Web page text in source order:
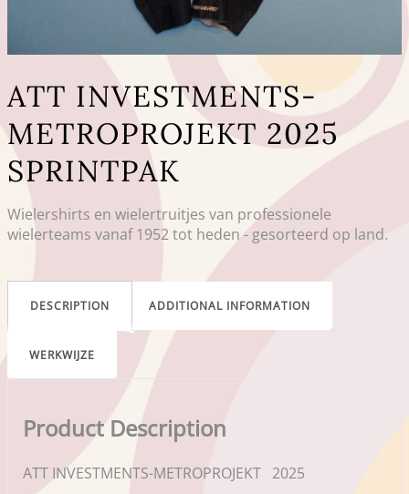
ATT INVESTMENTS-
METROPROJEKT 2025
SPRINTPAK
Wielershirts en wielertruitjes van professionele
wielerteams vanaf 1952 tot heden - gesorteerd op land.
DESCRIPTION ADDITIONAL INFORMATION
WERKWIJZE
Product Description
ATT INVESTMENTS-METROPROJEKT 2025